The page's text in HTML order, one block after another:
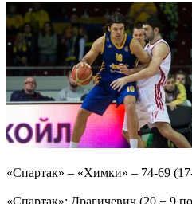
«Спартак» – «Химки» – 74-69
«Спартак»: Драгичевич (20 + 9